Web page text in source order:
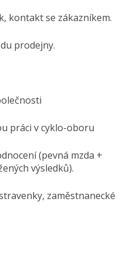
kontakt se zákazníkem.
prodejny.
práci v cyklo-oboru
(pevná mzda +
výsledků).
zaměstnanecké